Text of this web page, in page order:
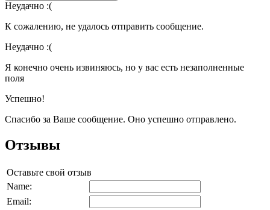
Неудачно :(
К сожалению, не удалось отправить сообщение.
Неудачно :(
Я конечно очень извиняюсь, но у вас есть незаполненные
поля
Успешно!
Спасибо за Ваше сообщение. Оно успешно отправлено.
Отзывы
Оставьте свой отзыв
Name:
Email: